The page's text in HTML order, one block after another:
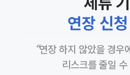
연장 신
“연장 하지 않았을 경우
리스크를 줄일